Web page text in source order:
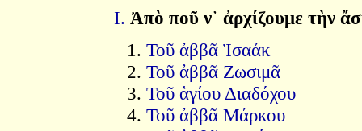
Ι. Ἀπὸ ποῦ ν᾿ ἀρχίζουμε τὴν
Τοῦ ἀββᾶ Ἰσαάκ
Τοῦ ἀββᾶ Ζωσιμᾶ
Τοῦ ἁγίου Διαδόχου
Τοῦ ἀββᾶ Μάρκου